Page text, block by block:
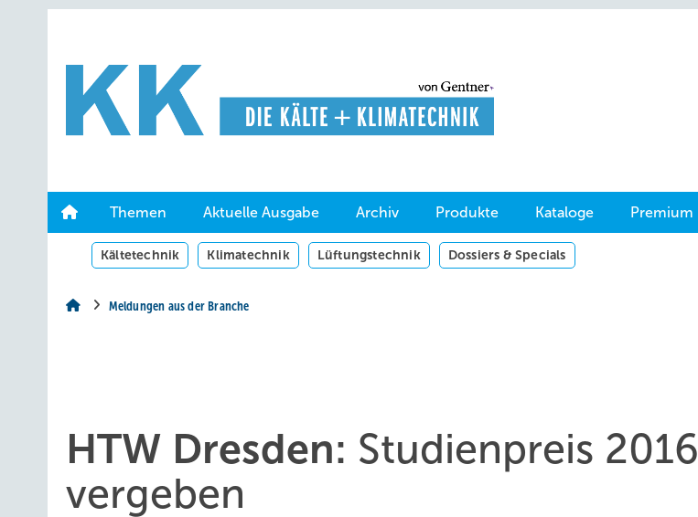
Hauptinhalt
Hauptmenü
Themen Aktuelle Ausgabe Archiv Produkte Kataloge Premium
Kältetechnik Klimatechnik Lüftungstechnik Dossiers & Specials
Meldungen aus der Branche
HTW Dresden: Studienpreis 2016
vergeben